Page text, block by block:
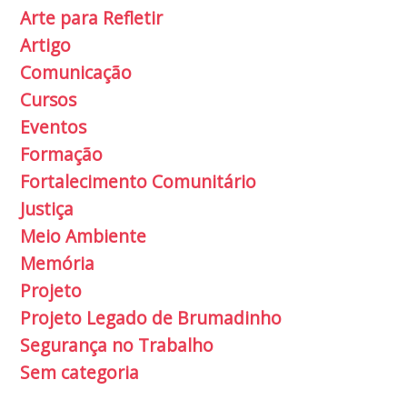
Arte para Refletir
Artigo
Comunicação
Cursos
Eventos
Formação
Fortalecimento Comunitário
Justiça
Meio Ambiente
Memória
Projeto
Projeto Legado de Brumadinho
Segurança no Trabalho
Sem categoria